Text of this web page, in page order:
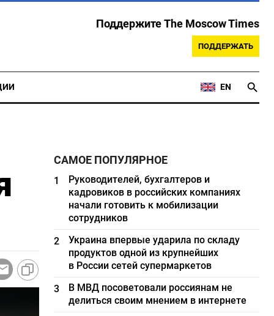
Поддержите The Moscow Times
ПОДДЕРЖАТЬ
EN
САМОЕ ПОПУЛЯРНОЕ
1
Руководителей, бухгалтеров и
кадровиков в российских компаниях
начали готовить к мобилизации
сотрудников
2
Украина впервые ударила по складу
продуктов одной из крупнейших
в России сетей супермаркетов
3
В МВД посоветовали россиянам не
делиться своим мнением в интернете